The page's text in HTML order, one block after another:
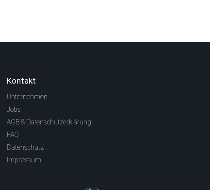
Kontakt
Unternehmen
Jobs
AGB & Datenschutzerklärung
FAQ
Datenschutz
Impressum